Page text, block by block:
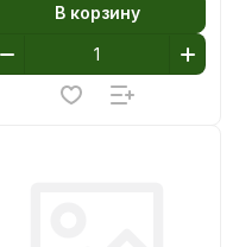
В корзину